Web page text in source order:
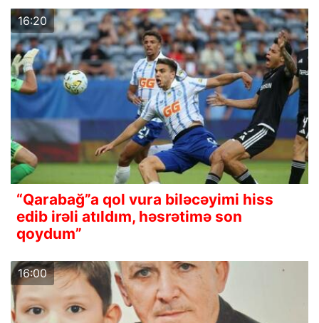
16:20
“Qarabağ”a qol vura biləcəyimi hiss
edib irəli atıldım, həsrətimə son
qoydum”
16:00